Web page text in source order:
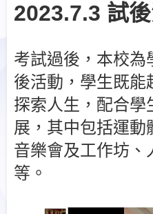
2023.7.3 試
考試過後，本校為
後活動，學生既能
探索人生，配合學
展，其中包括運動
音樂會及工作坊、
等。